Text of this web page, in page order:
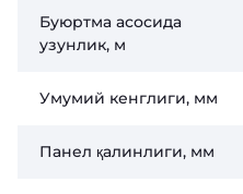
Буюртма асосида
узунлик, м
Умумий кенглиги, мм
Панел қалинлиги, мм